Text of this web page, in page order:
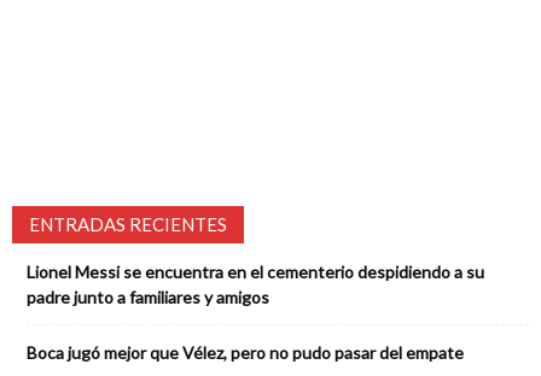
ENTRADAS RECIENTES
Lionel Messi se encuentra en el cementerio despidiendo a su
padre junto a familiares y amigos
Boca jugó mejor que Vélez, pero no pudo pasar del empate